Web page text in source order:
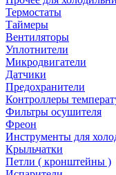
Термостаты
Таймеры
Вентиляторы
Уплотнители
Микродвигатели
Датчики
Предохранители
Контроллеры
Фильтры осушителя
Фреон
Инструменты для
Крыльчатки
Петли ( кронштейны )